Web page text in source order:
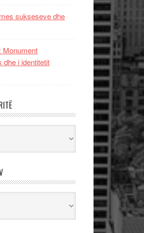
sukseseve dhe
Monument
dhe i identitetit